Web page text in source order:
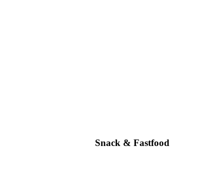
Snack & Fastfood